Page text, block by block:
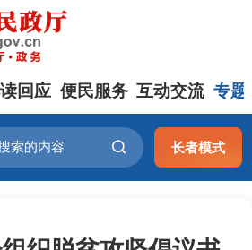
回应 便民服务 互动交流 专题
长者模式